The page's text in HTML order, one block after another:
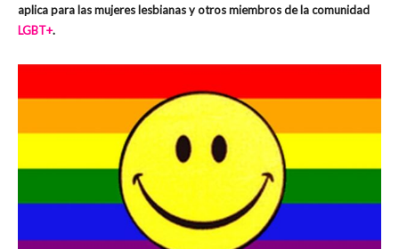
aplica para las mujeres lesbianas y otros miembros de la comunidad
LGBT+.